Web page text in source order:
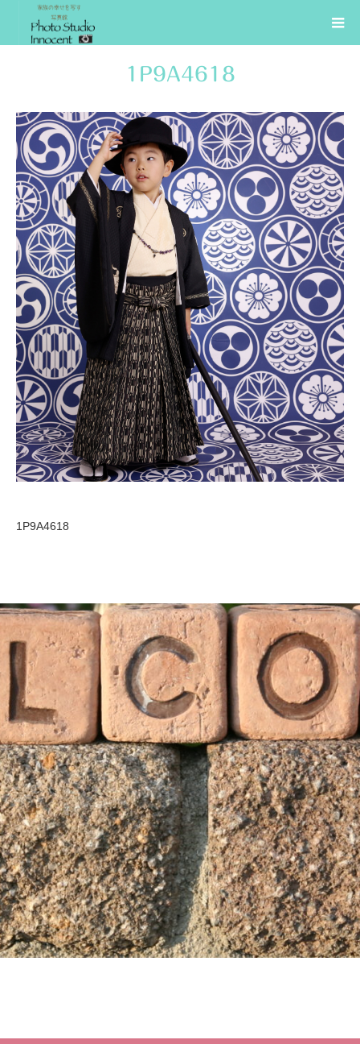
1P9A4618
1P9A4618